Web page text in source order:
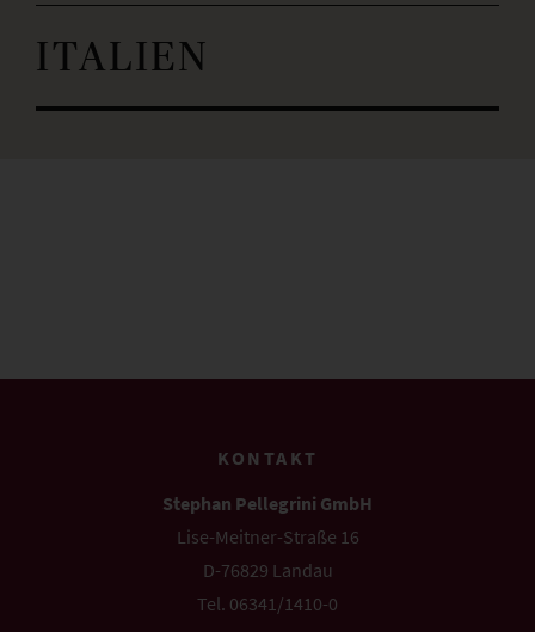
ITALIEN
KONTAKT
Stephan Pellegrini GmbH
Lise-Meitner-Straße 16
D-76829 Landau
Tel. 06341/1410-0